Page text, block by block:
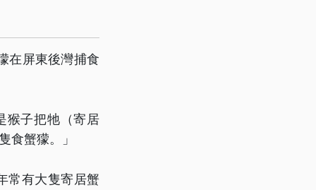
在屏東後灣捕食
猴子把牠（寄居
食蟹獴。」
常有大隻寄居蟹